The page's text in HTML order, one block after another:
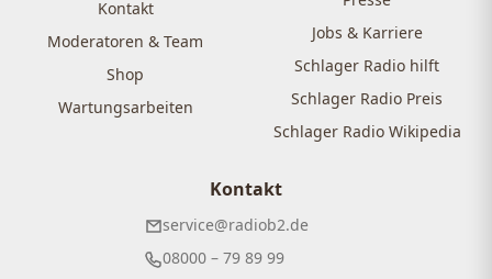
Kontakt
Moderatoren & Team
Shop
Wartungsarbeiten
Jobs & Karriere
Schlager Radio hilft
Schlager Radio Preis
Schlager Radio Wikipedia
Kontakt
service@radiob2.de
08000 – 79 89 99